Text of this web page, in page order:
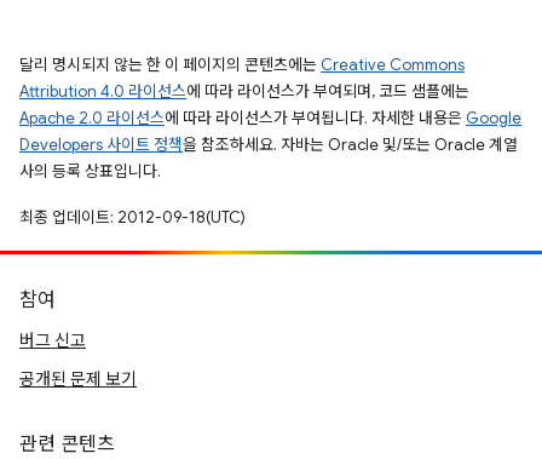
달리 명시되지 않는 한 이 페이지의 콘텐츠에는 Creative Commons
Attribution 4.0 라이선스에 따라 라이선스가 부여되며, 코드 샘플에는
Apache 2.0 라이선스에 따라 라이선스가 부여됩니다. 자세한 내용은 Google
Developers 사이트 정책을 참조하세요. 자바는 Oracle 및/또는 Oracle 계열
사의 등록 상표입니다.
최종 업데이트: 2012-09-18(UTC)
참여
버그 신고
공개된 문제 보기
관련 콘텐츠